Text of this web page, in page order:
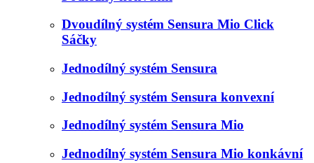
Dvoudílný systém Sensura Mio Click
Sáčky
Jednodílný systém Sensura
Jednodílný systém Sensura konvexní
Jednodílný systém Sensura Mio
Jednodílný systém Sensura Mio konkávní